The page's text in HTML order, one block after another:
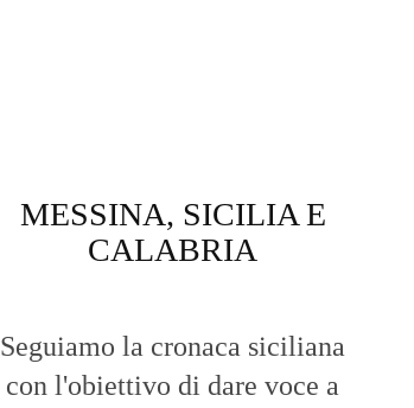
MESSINA, SICILIA E
CALABRIA
Seguiamo la cronaca siciliana
con l'obiettivo di dare voce a